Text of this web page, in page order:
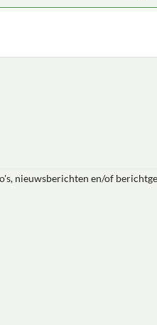
nieuwsberichten en/of